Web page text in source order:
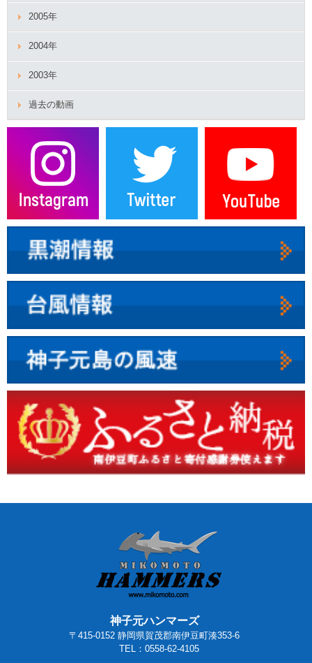
2005年
2004年
2003年
過去の動画
神子元ハンマーズ
〒415-0152 静岡県賀茂郡南伊豆町湊353-6
TEL：0558-62-4105